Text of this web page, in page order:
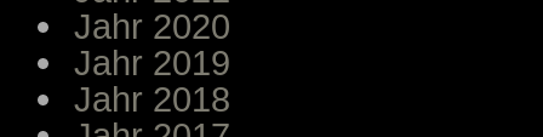
Jahr 2020
Jahr 2019
Jahr 2018